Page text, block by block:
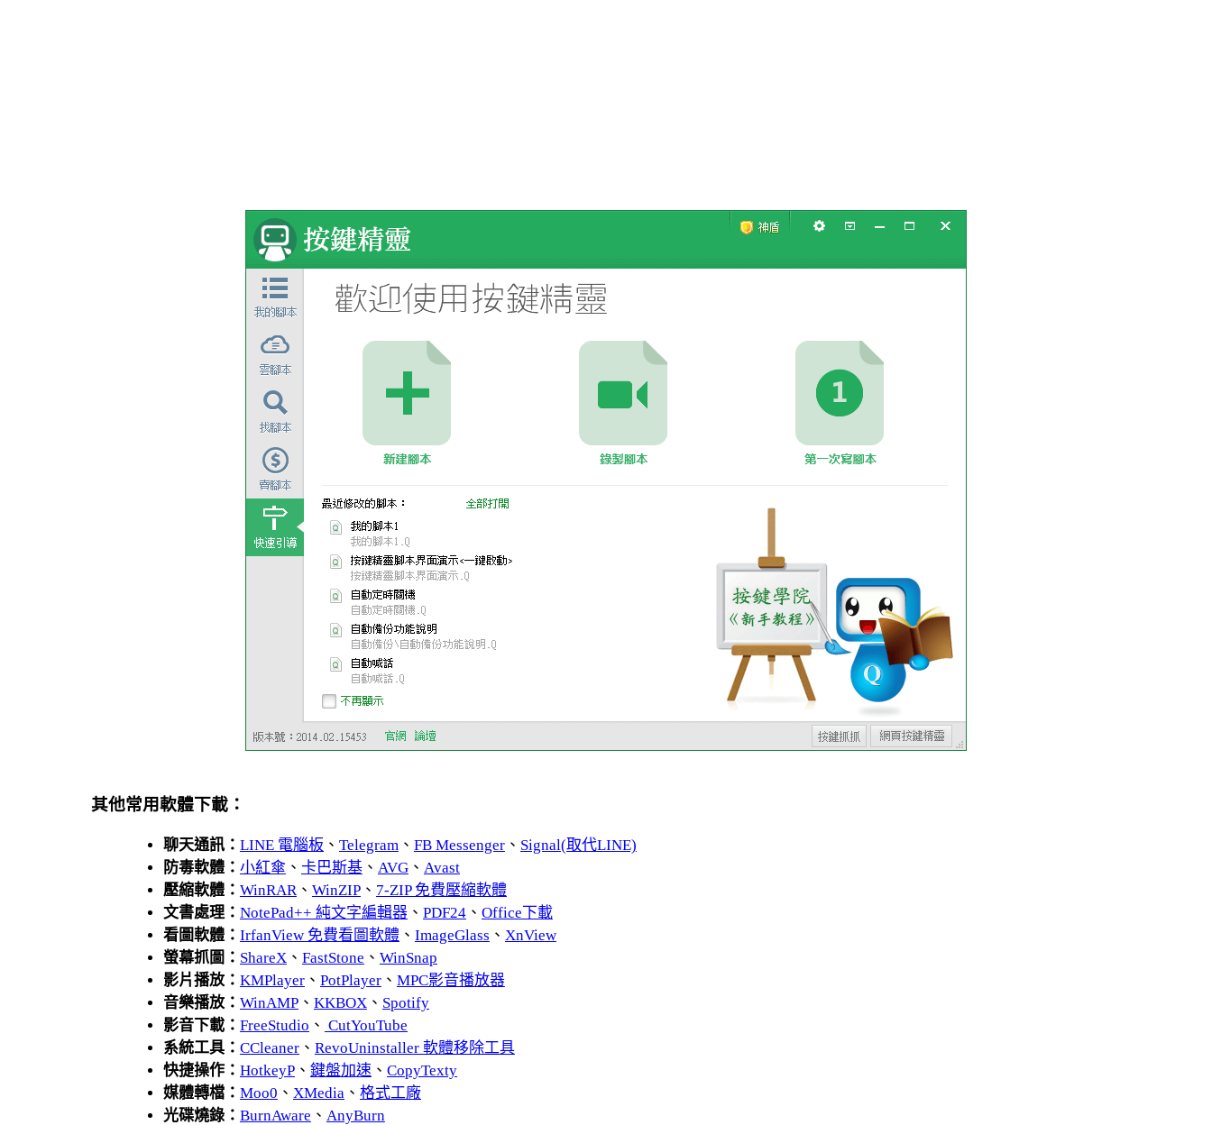
其他常用軟體下載：
聊天通訊： LINE 電腦板 、 Telegram、 FB Messenger、 Signal(取代LINE)
防毒軟體： 小紅傘 、 卡巴斯基、 AVG、 Avast
壓縮軟體： WinRAR、 WinZIP、 7-ZIP 免費壓縮軟體
文書處理： NotePad++ 純文字編輯器、 PDF24、 Office下載
看圖軟體： IrfanView 免費看圖軟體、 ImageGlass 、 XnView
螢幕抓圖： ShareX、 FastStone 、 WinSnap
影片播放： KMPlayer、 PotPlayer、 MPC影音播放器
音樂播放： WinAMP、 KKBOX、 Spotify
影音下載： FreeStudio 、 CutYouTube
系統工具： CCleaner、 RevoUninstaller 軟體移除工具
快捷操作： HotkeyP、 鍵盤加速、 CopyTexty
媒體轉檔： Moo0 、 XMedia、 格式工廠
光碟燒錄： BurnAware 、 AnyBurn